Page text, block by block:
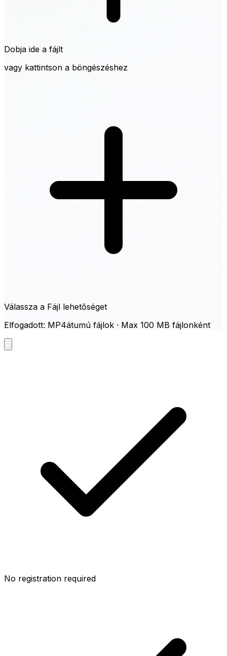
Dobja ide a fájlt
vagy kattintson a böngészéshez
Válassza a Fájl lehetőséget
Elfogadott: MP4átumú fájlok · Max 100 MB fájlonként
No registration required